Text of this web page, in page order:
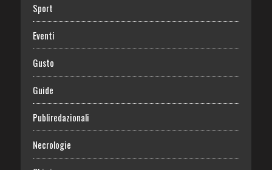
Sport
Eventi
Gusto
Guide
Publiredazionali
Necrologie